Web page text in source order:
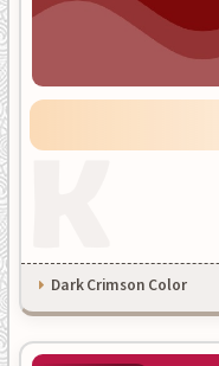
Dark Crimson Color